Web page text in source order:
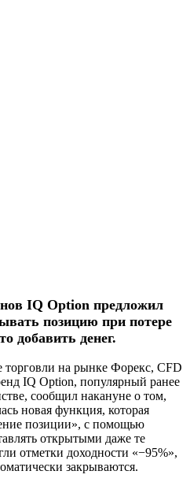
IQ Option предложил
позицию при потере
добавить денег.
на рынке Форекс, CFD
IQ Option, популярный ранее
сообщил накануне о том,
новая функция, которая
позиции», с помощью
открытыми даже те
отметки доходности «−95%»,
закрываются.